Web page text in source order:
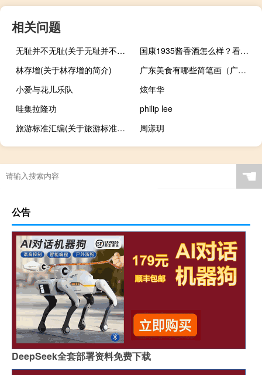
相关问题
无耻并不无耻(关于无耻并不无耻的简介)
国康1935酱香酒怎么样？看看业内人士的评价
林存增(关于林存增的简介)
广东美食有哪些简笔画（广东美食有哪些）
小爱与花儿乐队
炫年华
哇集拉隆功
philip lee
旅游标准汇编(关于旅游标准汇编的简介)
周漾玥
☚
公告
DeepSeek全套部署资料免费下载